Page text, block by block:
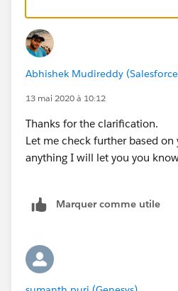
Abhishek Mudireddy
13 mai 2020 à 10:12
Thanks for the clarification.
Let me check further based
anything I will let you you
Marquer comme utile